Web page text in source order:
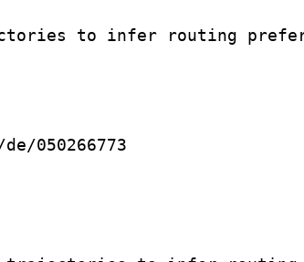
to infer routing
050266773